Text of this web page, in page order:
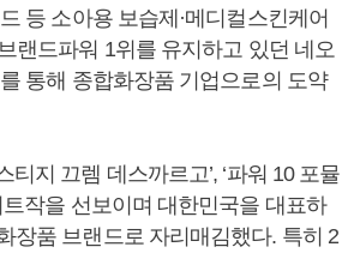
등 소아용 보습제·메디컬스킨케어
랜드파워 1위를 유지하고 있던 네오
통해 종합화장품 기업으로의 도약
티지 끄렘 데스까르고’, ‘파워 10 포뮬
트작을 선보이며 대한민국을 대표하
장품 브랜드로 자리매김했다. 특히 2